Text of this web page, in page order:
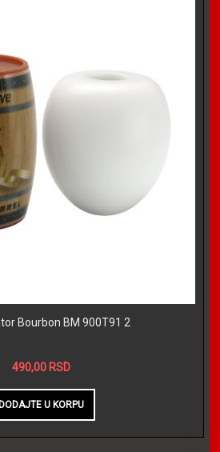
Bourbon BM 900T91 2
490,00 RSD